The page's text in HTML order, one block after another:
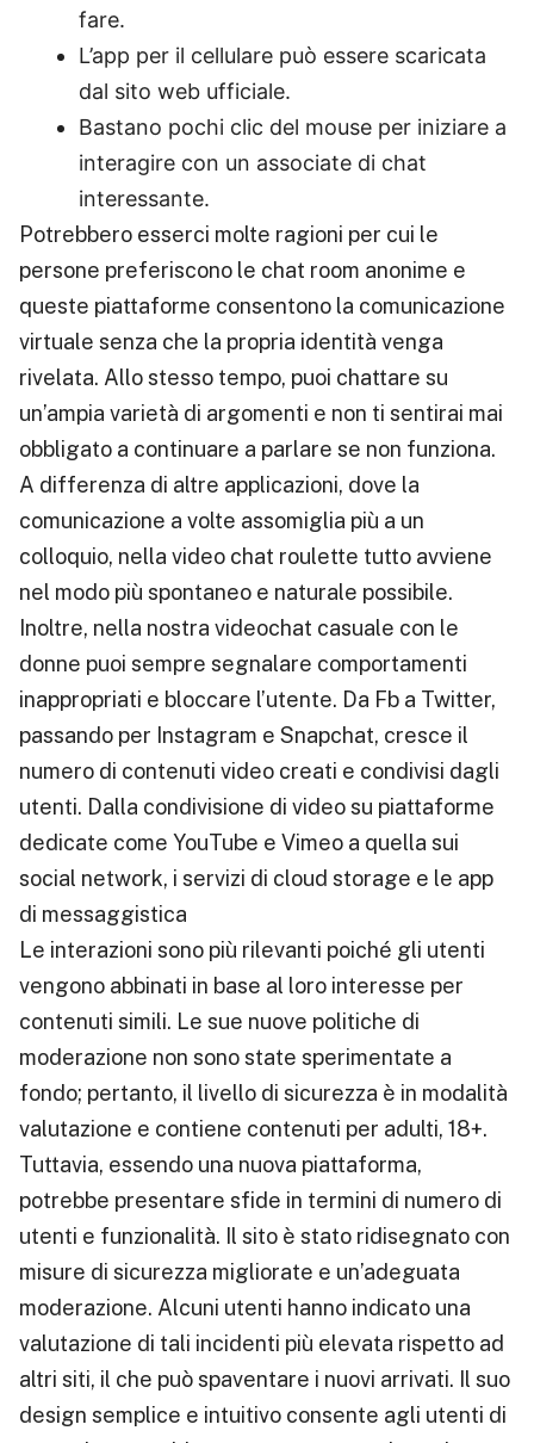
fare.
L’app per il cellulare può essere scaricata
dal sito web ufficiale.
Bastano pochi clic del mouse per iniziare a
interagire con un associate di chat
interessante.
Potrebbero esserci molte ragioni per cui le
persone preferiscono le chat room anonime e
queste piattaforme consentono la comunicazione
virtuale senza che la propria identità venga
rivelata. Allo stesso tempo, puoi chattare su
un’ampia varietà di argomenti e non ti sentirai mai
obbligato a continuare a parlare se non funziona.
A differenza di altre applicazioni, dove la
comunicazione a volte assomiglia più a un
colloquio, nella video chat roulette tutto avviene
nel modo più spontaneo e naturale possibile.
Inoltre, nella nostra videochat casuale con le
donne puoi sempre segnalare comportamenti
inappropriati e bloccare l’utente. Da Fb a Twitter,
passando per Instagram e Snapchat, cresce il
numero di contenuti video creati e condivisi dagli
utenti. Dalla condivisione di video su piattaforme
dedicate come YouTube e Vimeo a quella sui
social network, i servizi di cloud storage e le app
di messaggistica
Le interazioni sono più rilevanti poiché gli utenti
vengono abbinati in base al loro interesse per
contenuti simili. Le sue nuove politiche di
moderazione non sono state sperimentate a
fondo; pertanto, il livello di sicurezza è in modalità
valutazione e contiene contenuti per adulti, 18+.
Tuttavia, essendo una nuova piattaforma,
potrebbe presentare sfide in termini di numero di
utenti e funzionalità. Il sito è stato ridisegnato con
misure di sicurezza migliorate e un’adeguata
moderazione. Alcuni utenti hanno indicato una
valutazione di tali incidenti più elevata rispetto ad
altri siti, il che può spaventare i nuovi arrivati. Il suo
design semplice e intuitivo consente agli utenti di